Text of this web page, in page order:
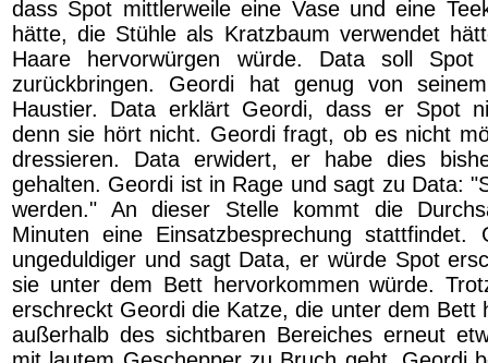
dass Spot mittlerweile eine Vase und eine
hätte, die Stühle als Kratzbaum verwendet
Haare hervorwürgen würde. Data soll
zurückbringen. Geordi hat genug von
Haustier. Data erklärt Geordi, dass er Spot
denn sie hört nicht. Geordi fragt, ob es nicht
dressieren. Data erwidert, er habe dies
gehalten. Geordi ist in Rage und sagt zu Data:
werden." An dieser Stelle kommt die
Minuten eine Einsatzbesprechung stattfindet.
ungeduldiger und sagt Data, er würde Spot
sie unter dem Bett hervorkommen würde.
erschreckt Geordi die Katze, die unter dem Bett
außerhalb des sichtbaren Bereiches erneut